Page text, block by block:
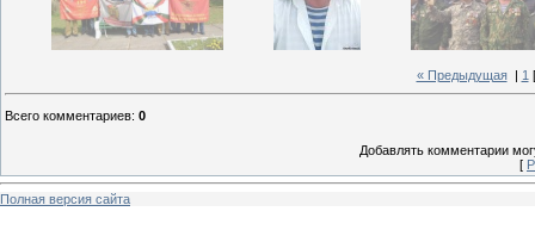
« Предыдущая| 1 [
Всего комментариев: 0
Добавлять комментарии
[
Полная версия сайта